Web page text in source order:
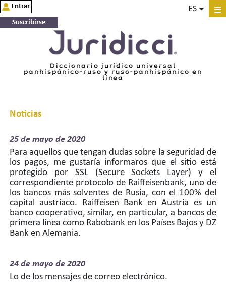
Diccionario jurídico universal
panhispánico-ruso y ruso-panhispánico en
línea
ES
Entrar
Suscribirse
Noticias
25 de mayo de 2020
Para aquellos que tengan dudas sobre la seguridad de
los pagos, me gustaría informaros que el sitio está
protegido por SSL (Secure Sockets Layer) y el
correspondiente protocolo de Raiffeisenbank, uno de
los bancos más solventes de Rusia, con el 100% del
capital austríaco. Raiffeisen Bank en Austria es un
banco cooperativo, similar, en particular, a bancos de
primera línea como Rabobank en los Países Bajos y DZ
Bank en Alemania.
24 de mayo de 2020
Lo de los mensajes de correo electrónico.